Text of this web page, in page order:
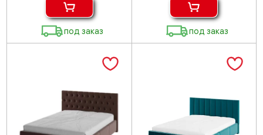
под заказ под заказ